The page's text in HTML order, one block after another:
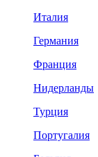
Италия
Германия
Франция
Нидерланды
Турция
Португалия